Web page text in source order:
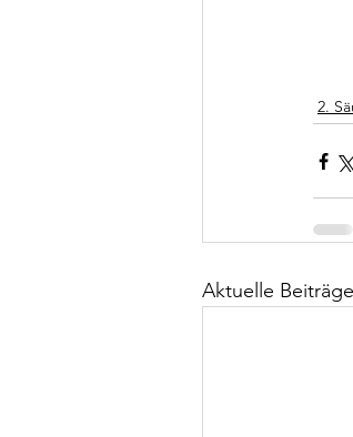
2.
Aktuelle Beiträge